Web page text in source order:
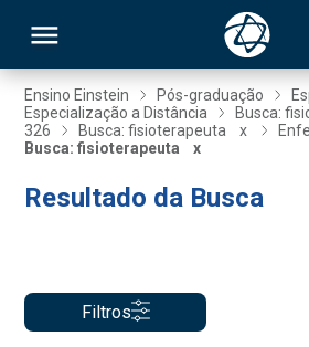
Ensino Einstein Pós-graduação
Especialização a Distância
Busca:
326
Busca: fisioterapeuta x
Busca: fisioterapeuta
x
Resultado da Busca
Filtros